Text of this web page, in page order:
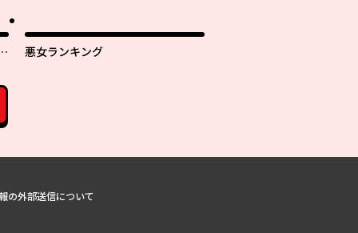
悪女ランキング
の外部送信について